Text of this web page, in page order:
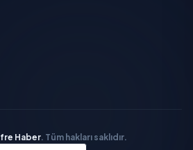
Haber. Tüm hakları saklıdır.